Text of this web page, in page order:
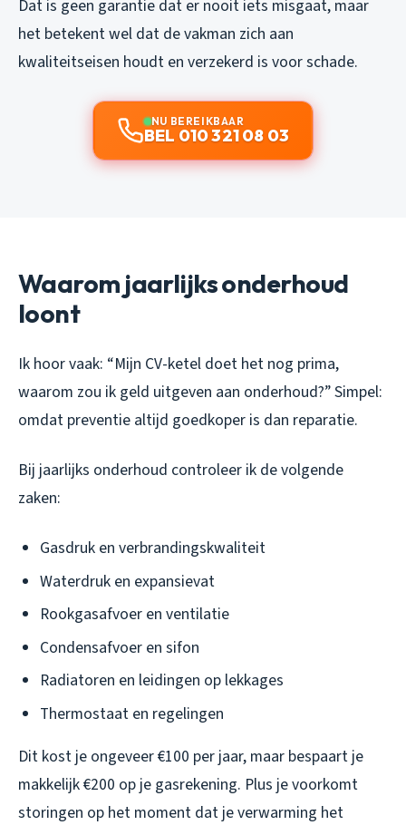
Dat is geen garantie dat er nooit iets misgaat, maar
het betekent wel dat de vakman zich aan
kwaliteitseisen houdt en verzekerd is voor schade.
NU BEREIKBAAR
BEL 010 321 08 03
Waarom jaarlijks onderhoud
loont
Ik hoor vaak: “Mijn CV-ketel doet het nog prima,
waarom zou ik geld uitgeven aan onderhoud?” Simpel:
omdat preventie altijd goedkoper is dan reparatie.
Bij jaarlijks onderhoud controleer ik de volgende
zaken:
Gasdruk en verbrandingskwaliteit
Waterdruk en expansievat
Rookgasafvoer en ventilatie
Condensafvoer en sifon
Radiatoren en leidingen op lekkages
Thermostaat en regelingen
Dit kost je ongeveer €100 per jaar, maar bespaart je
makkelijk €200 op je gasrekening. Plus je voorkomt
storingen op het moment dat je verwarming het